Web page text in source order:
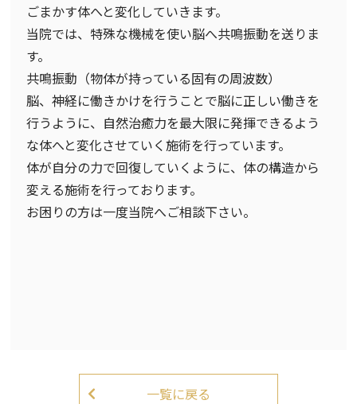
ごまかす体へと変化していきます。
当院では、特殊な機械を使い脳へ共鳴振動を送りま
す。
共鳴振動（物体が持っている固有の周波数）
脳、神経に働きかけを行うことで脳に正しい働きを
行うように、自然治癒力を最大限に発揮できるよう
な体へと変化させていく施術を行っています。
体が自分の力で回復していくように、体の構造から
変える施術を行っております。
お困りの方は一度当院へご相談下さい。
一覧に戻る